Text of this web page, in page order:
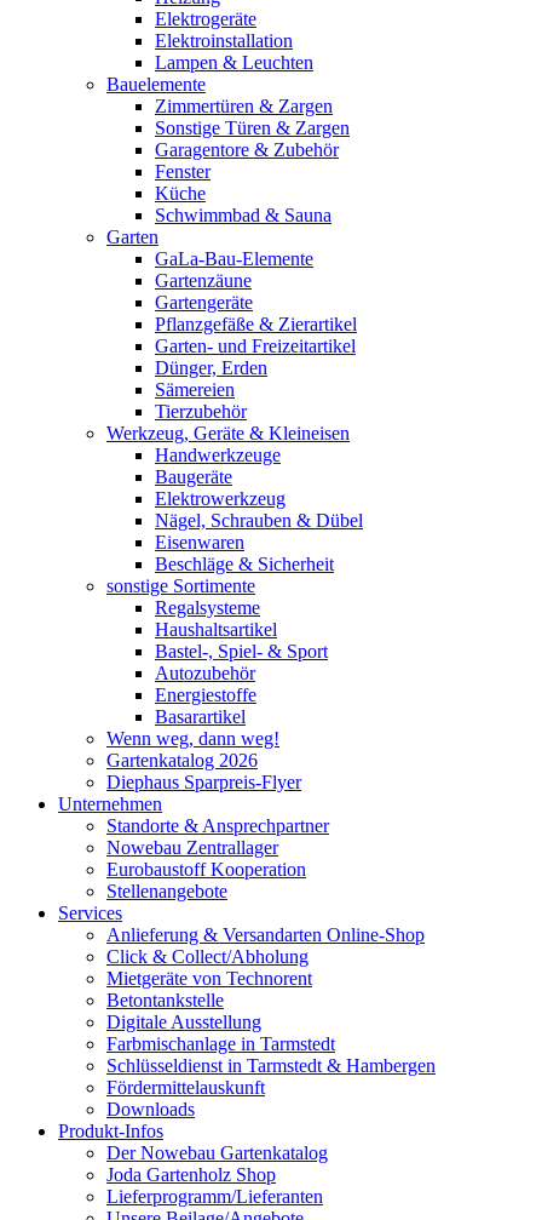
Elektrogeräte
Elektroinstallation
Lampen & Leuchten
Bauelemente
Zimmertüren & Zargen
Sonstige Türen & Zargen
Garagentore & Zubehör
Fenster
Küche
Schwimmbad & Sauna
Garten
GaLa-Bau-Elemente
Gartenzäune
Gartengeräte
Pflanzgefäße & Zierartikel
Garten- und Freizeitartikel
Dünger, Erden
Sämereien
Tierzubehör
Werkzeug, Geräte & Kleineisen
Handwerkzeuge
Baugeräte
Elektrowerkzeug
Nägel, Schrauben & Dübel
Eisenwaren
Beschläge & Sicherheit
sonstige Sortimente
Regalsysteme
Haushaltsartikel
Bastel-, Spiel- & Sport
Autozubehör
Energiestoffe
Basarartikel
Wenn weg, dann weg!
Gartenkatalog 2026
Diephaus Sparpreis-Flyer
Unternehmen
Standorte & Ansprechpartner
Nowebau Zentrallager
Eurobaustoff Kooperation
Stellenangebote
Services
Anlieferung & Versandarten Online-Shop
Click & Collect/Abholung
Mietgeräte von Technorent
Betontankstelle
Digitale Ausstellung
Farbmischanlage in Tarmstedt
Schlüsseldienst in Tarmstedt & Hambergen
Fördermittelauskunft
Downloads
Produkt-Infos
Der Nowebau Gartenkatalog
Joda Gartenholz Shop
Lieferprogramm/Lieferanten